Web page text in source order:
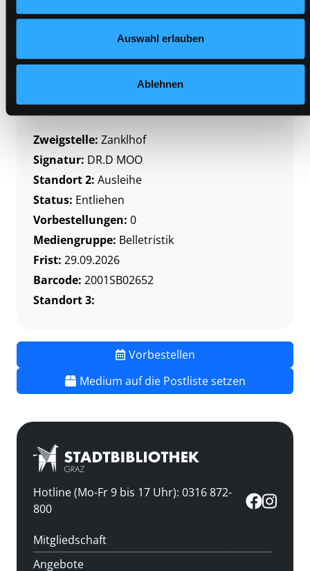
Auswahl erlauben
Ablehnen
Mediengruppe:Belletristik
Zweigstelle: Zanklhof
Signatur: DR.D MOO
Standort 2: Ausleihe
Status: Entliehen
Vorbestellungen: 0
Mediengruppe: Belletristik
Frist: 29.09.2026
Barcode: 2001SB02652
Standort 3:
Vorbestellen
Medium auf die Postliste setzen
Hotline (Mo-Fr 9 bis 17 Uhr): 0316 872-
800
Mitgliedschaft
Angebote